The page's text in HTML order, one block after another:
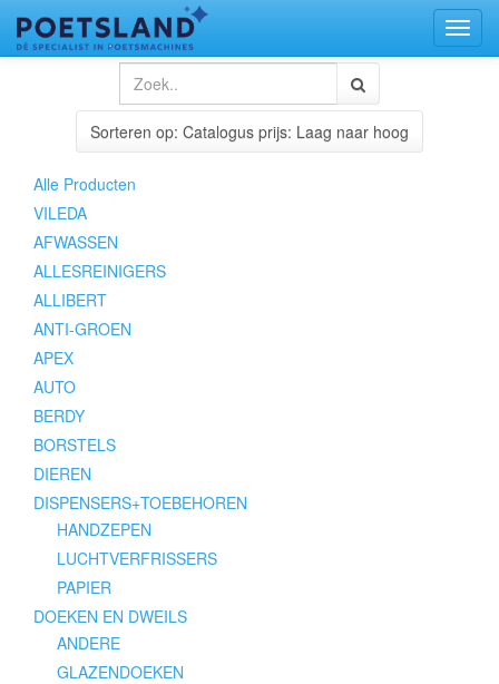
Sorteren op: Catalogus prijs: Laag naar hoog
Alle Producten
VILEDA
AFWASSEN
ALLESREINIGERS
ALLIBERT
ANTI-GROEN
APEX
AUTO
BERDY
BORSTELS
DIEREN
DISPENSERS+TOEBEHOREN
HANDZEPEN
LUCHTVERFRISSERS
PAPIER
DOEKEN EN DWEILS
ANDERE
GLAZENDOEKEN